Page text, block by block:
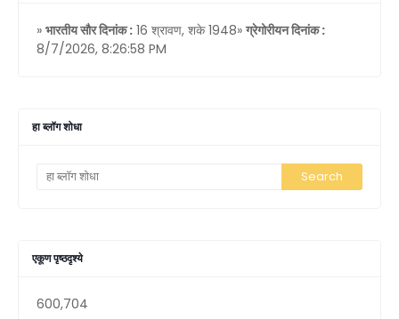
» भारतीय सौर दिनांक : 16 श्रावण, शके 1948» ग्रेगोरीयन दिनांक :
8/7/2026, 8:26:58 PM
हा ब्लॉग शोधा
एकूण पृष्ठदृश्ये
600,704